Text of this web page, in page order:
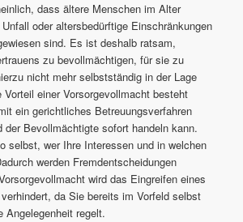
dass ältere Menschen im Alter
oder altersbedürftige Einschränkungen
sind. Es ist deshalb ratsam,
zu bevollmächtigen, für sie zu
nicht mehr selbstständig in der Lage
Vorteil einer Vorsorgevollmacht besteht
ein gerichtliches Betreuungsverfahren
der Bevollmächtigte sofort handeln kann.
selbst, wer Ihre Interessen und in welchen
werden Fremdentscheidungen
wird das Eingreifen eines
da Sie bereits im Vorfeld selbst
Angelegenheit regelt.